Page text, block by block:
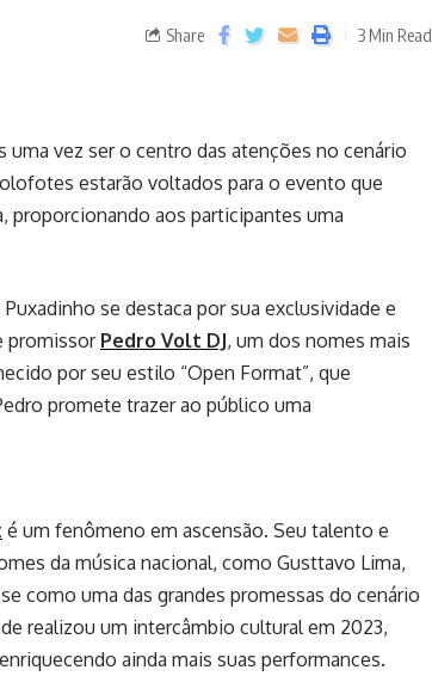
Share 3 Min Read
uma vez ser o centro das atenções no cenário
estarão voltados para o evento que
proporcionando aos participantes uma
se destaca por sua exclusividade e
promissor Pedro Volt DJ, um dos nomes mais
por seu estilo “Open Format”, que
promete trazer ao público uma
é um fenômeno em ascensão. Seu talento e
da música nacional, como Gusttavo Lima,
como uma das grandes promessas do cenário
realizou um intercâmbio cultural em 2023,
ainda mais suas performances.